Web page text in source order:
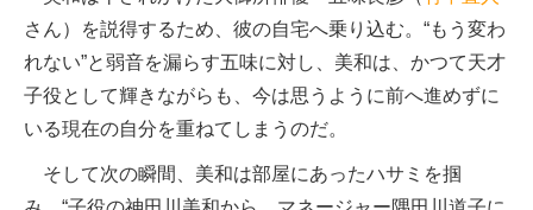
さん）を説得するため、彼の自宅へ乗り込む。“もう変わ
れない”と弱音を漏らす五味に対し、美和は、かつて天才
子役として輝きながらも、今は思うように前へ進めずに
いる現在の自分を重ねてしまうのだ。
そして次の瞬間、美和は部屋にあったハサミを掴